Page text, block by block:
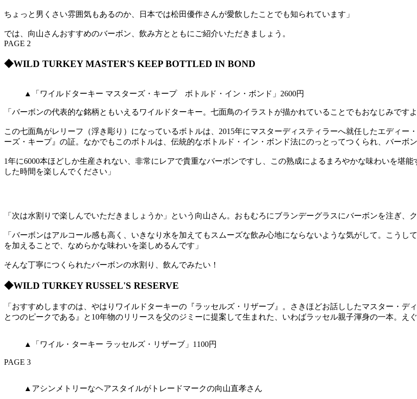
ちょっと男くさい雰囲気もあるのか、日本では松田優作さんが愛飲したことでも知られています」
では、向山さんおすすめのバーボン、飲み方とともにご紹介いただきましょう。
PAGE 2
◆WILD TURKEY MASTER'S KEEP BOTTLED IN BOND
▲「ワイルドターキー マスターズ・キープ ボトルド・イン・ボンド」2600円
「バーボンの代表的な銘柄ともいえるワイルドターキー。七面鳥のイラストが描かれていることでもおなじみですよ
この七面鳥がレリーフ（浮き彫り）になっているボトルは、2015年にマスターディスティラーへ就任したエディ
ーズ・キープ』の証。なかでもこのボトルは、伝統的なボトルド・イン・ボンド法にのっとってつくられ、バーボ
1年に6000本ほどしか生産されない、非常にレアで貴重なバーボンですし、この熟成によるまろやかな味わいを堪
した時間を楽しんでください」
「次は水割りで楽しんでいただきましょうか」という向山さん。おもむろにブランデーグラスにバーボンを注ぎ、
「バーボンはアルコール感も高く、いきなり水を加えてもスムーズな飲み心地にならないような気がして。こう
を加えることで、なめらかな味わいを楽しめるんです」
そんな丁寧につくられたバーボンの水割り、飲んでみたい！
◆WILD TURKEY RUSSEL'S RESERVE
「おすすめしますのは、やはりワイルドターキーの『ラッセルズ・リザーブ』。さきほどお話ししたマスター・
とつのピークである』と10年物のリリースを父のジミーに提案して生まれた、いわばラッセル親子渾身の一本。え
▲「ワイル・ターキー ラッセルズ・リザーブ」1100円
PAGE 3
▲アシンメトリーなヘアスタイルがトレードマークの向山直孝さん